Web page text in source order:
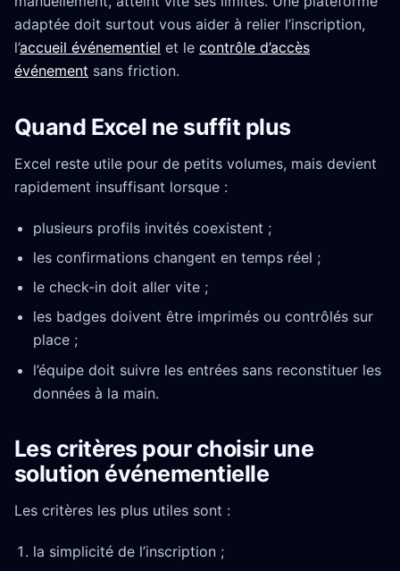
adaptée doit surtout vous aider à relier l’inscription,
l’accueil événementiel et le contrôle d’accès
événement sans friction.
Quand Excel ne suffit plus
Excel reste utile pour de petits volumes, mais devient
rapidement insuffisant lorsque :
plusieurs profils invités coexistent ;
les confirmations changent en temps réel ;
le check-in doit aller vite ;
les badges doivent être imprimés ou contrôlés sur
place ;
l’équipe doit suivre les entrées sans reconstituer les
données à la main.
Les critères pour choisir une
solution événementielle
Les critères les plus utiles sont :
la simplicité de l’inscription ;